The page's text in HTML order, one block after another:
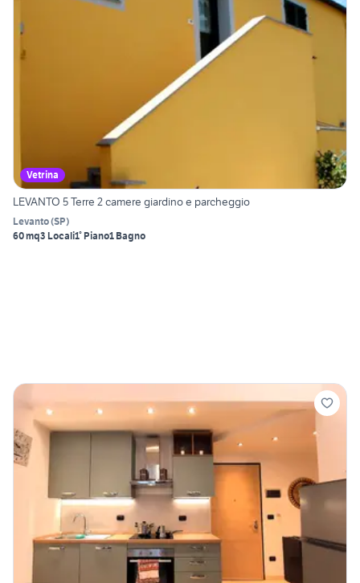
Vetrina
LEVANTO 5 Terre 2 camere giardino e parcheggio
Levanto(SP)
60 mq3 Locali1° Piano1 Bagno